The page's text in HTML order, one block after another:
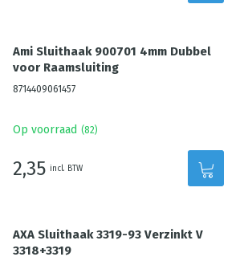
Ami Sluithaak 900701 4mm Dubbel
voor Raamsluiting
8714409061457
Op voorraad (82)
2,35 incl. BTW
AXA Sluithaak 3319-93 Verzinkt V
3318+3319